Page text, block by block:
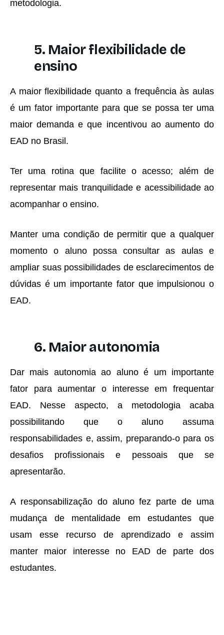
metodologia.
5. Maior flexibilidade de
ensino
A maior flexibilidade quanto a frequência às aulas
é um fator importante para que se possa ter uma
maior demanda e que incentivou ao aumento do
EAD no Brasil.
Ter uma rotina que facilite o acesso; além de
representar mais tranquilidade e acessibilidade ao
acompanhar o ensino.
Manter uma condição de permitir que a qualquer
momento o aluno possa consultar as aulas e
ampliar suas possibilidades de esclarecimentos de
dúvidas é um importante fator que impulsionou o
EAD.
6. Maior autonomia
Dar mais autonomia ao aluno é um importante
fator para aumentar o interesse em frequentar
EAD. Nesse aspecto, a metodologia acaba
possibilitando que o aluno assuma
responsabilidades e, assim, preparando-o para os
desafios profissionais e pessoais que se
apresentarão.
A responsabilização do aluno fez parte de uma
mudança de mentalidade em estudantes que
usam esse recurso de aprendizado e assim
manter maior interesse no EAD de parte dos
estudantes.